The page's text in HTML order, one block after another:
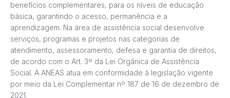
benefícios complementares, para os níveis de educação
básica, garantindo o acesso, permanência e a
aprendizagem. Na área de assistência social desenvolve
serviços, programas e projetos nas categorias de
atendimento, assessoramento, defesa e garantia de direitos,
de acordo com o Art. 3º da Lei Orgânica de Assistência
Social. A ANEAS atua em conformidade à legislação vigente
por meio da Lei Complementar nº 187 de 16 de dezembro de
2021.